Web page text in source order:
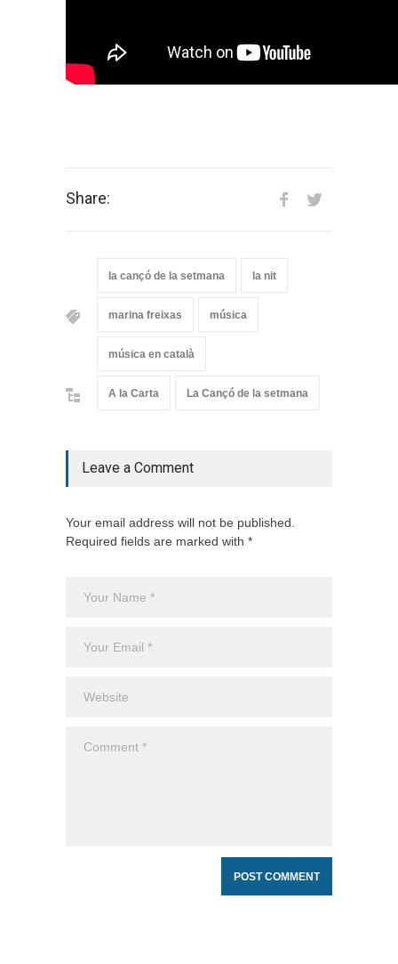
Share:
la cançó de la setmana la nit
marina freixas música
música en català
A la Carta La Cançó de la setmana
Leave a Comment
Your email address will not be published.
Required fields are marked with *